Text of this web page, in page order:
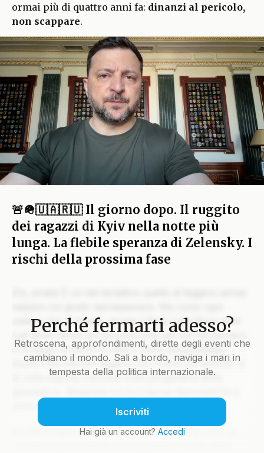
ormai più di quattro anni fa: dinanzi al pericolo,
non scappare.
🚨🪖🇺🇦🇷🇺 Il giorno dopo. Il ruggito
dei ragazzi di Kyiv nella notte più
lunga. La flebile speranza di Zelensky. I
rischi della prossima fase
veliero che si rispetti, anche il Blog custodisce nelle
sue stive i tesori più preziosi solo per chi ha davvero
il coraggio di issare le vele e unirsi all’equipaggio.
Quello che stai per leggere non è solo un articolo: è
la rotta segreta tracciata sulla pergamena della
silenzi che parlano più di mille colpi di cannone.
Da Washington a Mosca, da Pechino a Tel Aviv, le
Perché fermarti adesso?
Retroscena, approfondimenti, dirette degli eventi che
cambiano il mondo. Sali a bordo, naviga i mari in
tempesta della politica internazionale.
Iscriviti
Hai già un account? Accedi